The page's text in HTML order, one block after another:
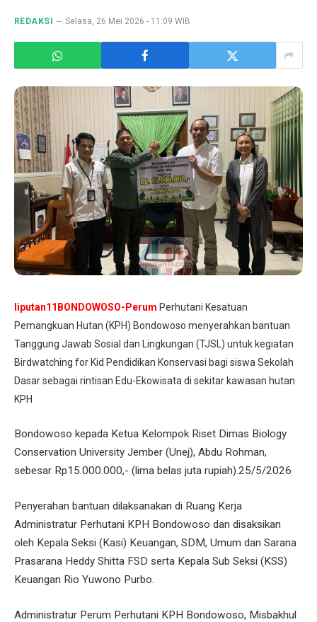
REDAKSI Selasa, 26 Mei 2026 - 11:09 WIB
liputan11BONDOWOSO-Perum Perhutani Kesatuan
Pemangkuan Hutan (KPH) Bondowoso menyerahkan bantuan
Tanggung Jawab Sosial dan Lingkungan (TJSL) untuk kegiatan
Birdwatching for Kid Pendidikan Konservasi bagi siswa Sekolah
Dasar sebagai rintisan Edu-Ekowisata di sekitar kawasan hutan
KPH
Bondowoso kepada Ketua Kelompok Riset Dimas Biology
Conservation University Jember (Unej), Abdu Rohman,
sebesar Rp15.000.000,- (lima belas juta rupiah).25/5/2026
Penyerahan bantuan dilaksanakan di Ruang Kerja
Administratur Perhutani KPH Bondowoso dan disaksikan
oleh Kepala Seksi (Kasi) Keuangan, SDM, Umum dan Sarana
Prasarana Heddy Shitta FSD serta Kepala Sub Seksi (KSS)
Keuangan Rio Yuwono Purbo.
Administratur Perum Perhutani KPH Bondowoso, Misbakhul